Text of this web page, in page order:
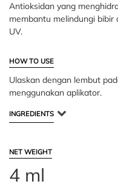
Antioksidan yang
membantu melindungi
UV.
HOW TO USE
Ulaskan dengan lembut
menggunakan aplikator.
INGREDIENTS
NET WEIGHT
4 ml